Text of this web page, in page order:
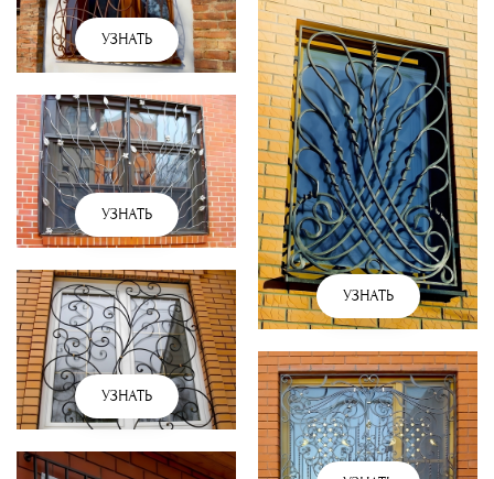
УЗНАТЬ
УЗНАТЬ
УЗНАТЬ
УЗНАТЬ